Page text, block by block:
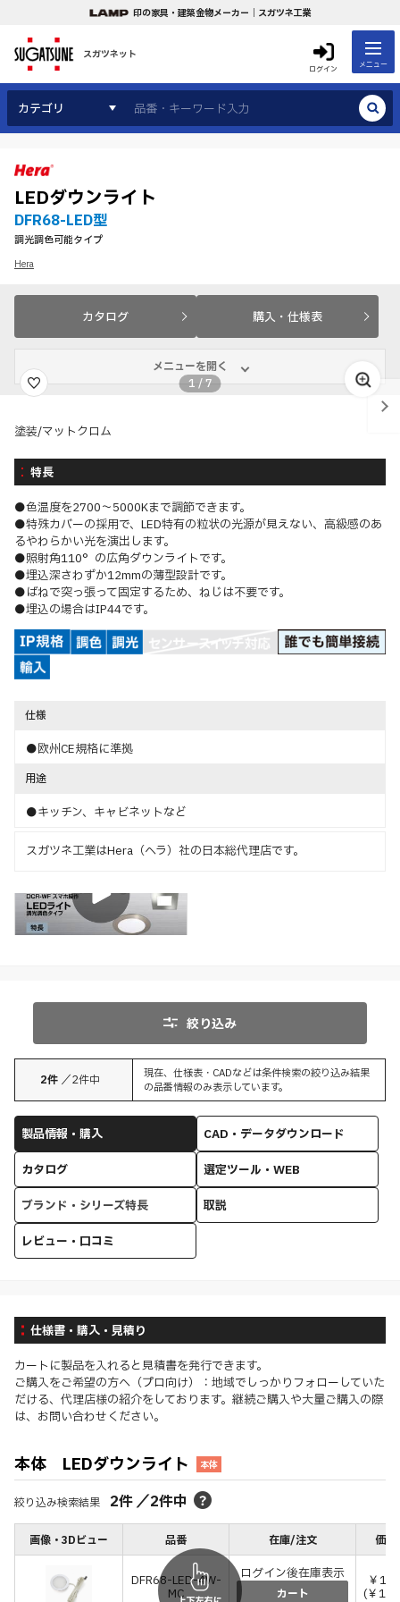
印の家具・建築金物メーカー｜スガツネ工業
スガツネット
ログイン メニュー
カテゴリ
LEDダウンライト
DFR68-LED型
調光調色可能タイプ
Hera
カタログ 購入・仕様表
メニューを開く
1 /7
塗装/マットクロム
特長
●色温度を2700～5000Kまで調節できます。
●特殊カバーの採用で、LED特有の粒状の光源が見えない、高級感のあ
るやわらかい光を演出します。
●照射角110°の広角ダウンライトです。
●埋込深さわずか12mmの薄型設計です。
●ばねで突っ張って固定するため、ねじは不要です。
●埋込の場合はIP44です。
仕様
●欧州CE規格に準拠
用途
●キッチン、キャビネットなど
スガツネ工業はHera（ヘラ）社の日本総代理店です。
特長
絞り込み
2件 ／2件中
現在、仕様表・CADなどは条件検索の絞り込み結果
の品番情報のみ表示しています。
製品情報・購入
CAD・データダウンロード
カタログ
選定ツール・WEB
ブランド・シリーズ特長
取説
レビュー・口コミ
仕様書・購入・見積り
カートに製品を入れると見積書を発行できます。
ご購入をご希望の方へ（プロ向け）：地域でしっかりフォローしていた
だける、代理店様の紹介をしております。継続ご購入や大量ご購入の際
は、お問い合わせください。
本体 LEDダウンライト 本体
絞り込み検索結果 2件／2件中
画像・3Dビュー 品番 在庫/注文 価格
DFR68-LED-4W-
MC
ログイン後在庫表示
カート
￥
(￥